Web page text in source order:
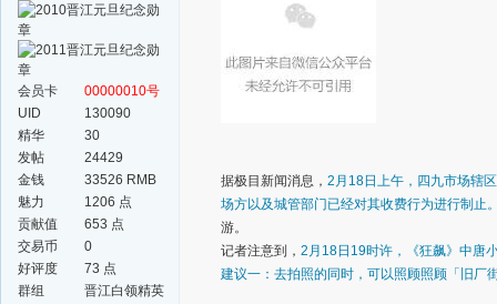
会员卡
00000010号
UID
130090
精华
30
发帖
24429
金钱
33526 RMB
魅力
1206 点
贡献值
653 点
交易币
0
好评度
73 点
群组
晋江白领精英
据极目新闻消息， 2月18日上午，四九市场辖
场方以及城管部门已经对其收费行为进行制止
游。
记者注意到， 2月18日19时许，《狂飙》中唐
建议一：去拍照的同时，可以照顾照顾「旧厂